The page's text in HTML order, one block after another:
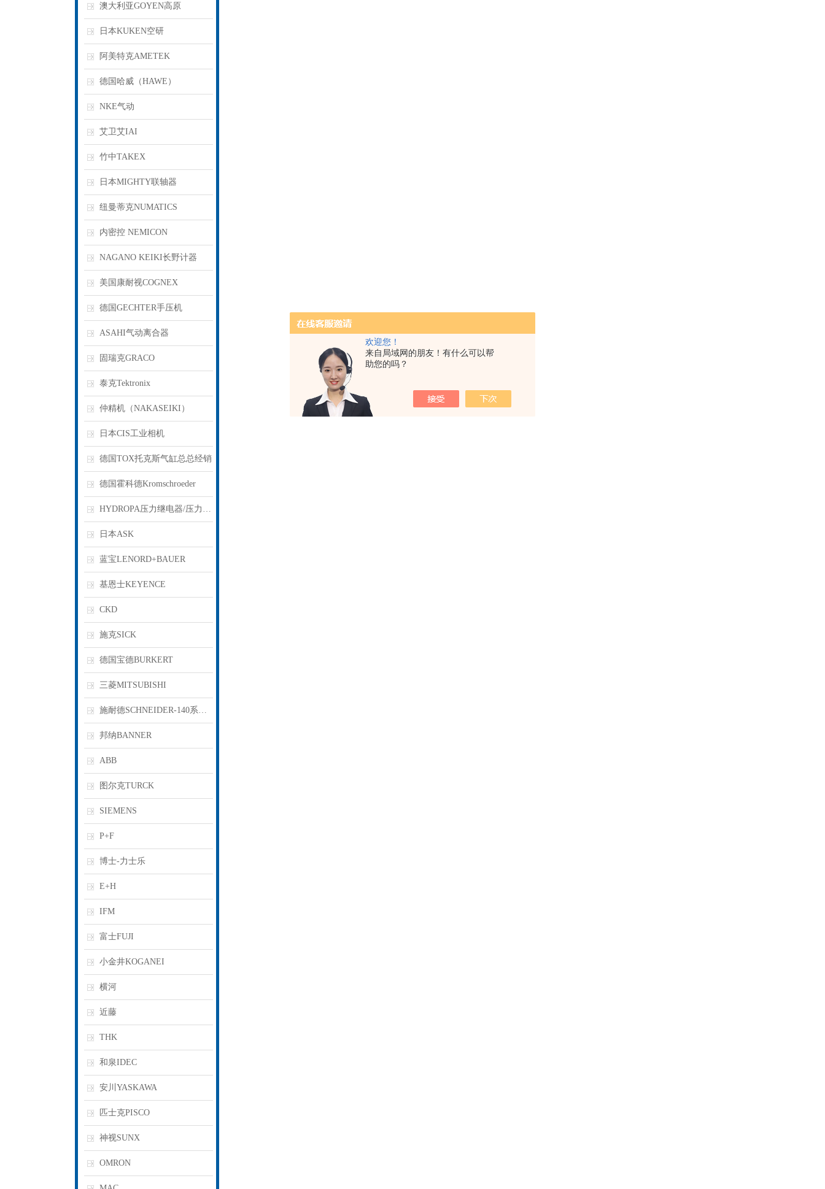
欢迎您！
来自局域网的朋友！有什么可以帮
助您的吗？
澳大利亚GOYEN高原
日本KUKEN空研
阿美特克AMETEK
德国哈威（HAWE）
NKE气动
艾卫艾IAI
竹中TAKEX
日本MIGHTY联轴器
纽曼蒂克NUMATICS
内密控 NEMICON
NAGANO KEIKI长野计器
美国康耐视COGNEX
德国GECHTER手压机
ASAHI气动离合器
固瑞克GRACO
泰克Tektronix
仲精机（NAKASEIKI）
日本CIS工业相机
德国TOX托克斯气缸总总经销
德国霍科德Kromschroeder
HYDROPA压力继电器/压力开关
日本ASK
蓝宝LENORD+BAUER
基恩士KEYENCE
CKD
施克SICK
德国宝德BURKERT
三菱MITSUBISHI
施耐德SCHNEIDER-140系列PLC
邦纳BANNER
ABB
图尔克TURCK
SIEMENS
P+F
博士-力士乐
E+H
IFM
富士FUJI
小金井KOGANEI
横河
近藤
THK
和泉IDEC
安川YASKAWA
匹士克PISCO
神视SUNX
OMRON